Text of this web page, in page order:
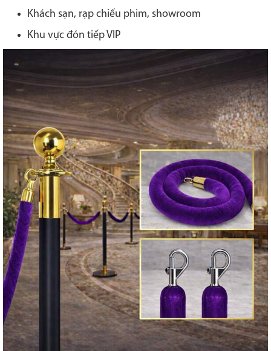
Khách sạn, rạp chiếu phim, showroom
Khu vực đón tiếp VIP